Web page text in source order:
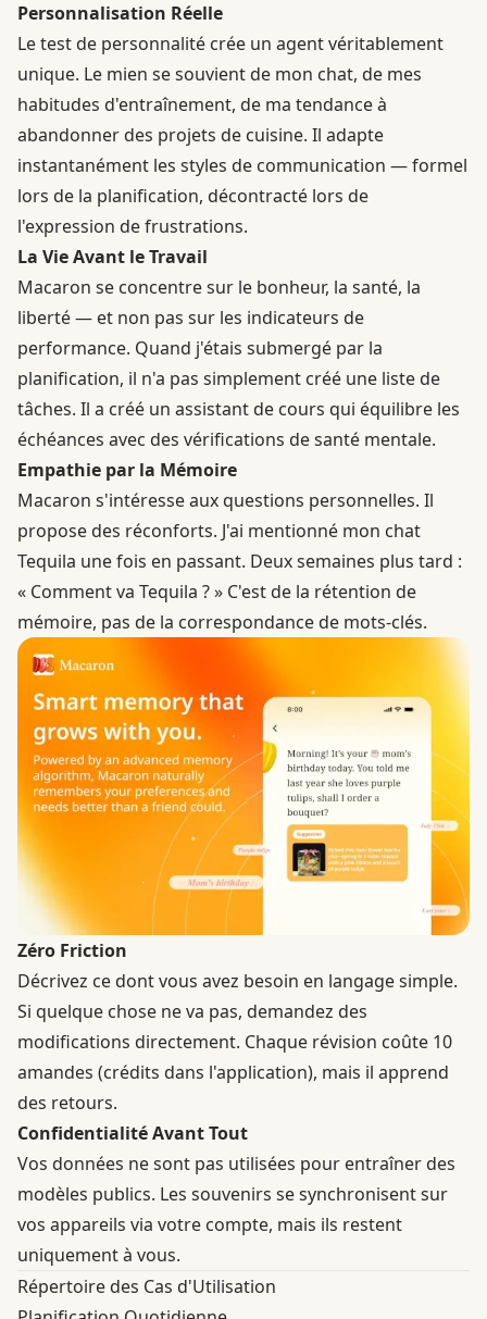
Personnalisation Réelle
Le test de personnalité crée un agent véritablement
unique. Le mien se souvient de mon chat, de mes
habitudes d'entraînement, de ma tendance à
abandonner des projets de cuisine. Il adapte
instantanément les styles de communication — formel
lors de la planification, décontracté lors de
l'expression de frustrations.
La Vie Avant le Travail
Macaron se concentre sur le bonheur, la santé, la
liberté — et non pas sur les indicateurs de
performance. Quand j'étais submergé par la
planification, il n'a pas simplement créé une liste de
tâches. Il a créé un assistant de cours qui équilibre les
échéances avec des vérifications de santé mentale.
Empathie par la Mémoire
Macaron s'intéresse aux questions personnelles. Il
propose des réconforts. J'ai mentionné mon chat
Tequila une fois en passant. Deux semaines plus tard :
« Comment va Tequila ? » C'est de la rétention de
mémoire, pas de la correspondance de mots-clés.
Zéro Friction
Décrivez ce dont vous avez besoin en langage simple.
Si quelque chose ne va pas, demandez des
modifications directement. Chaque révision coûte 10
amandes (crédits dans l'application), mais il apprend
des retours.
Confidentialité Avant Tout
Vos données ne sont pas utilisées pour entraîner des
modèles publics. Les souvenirs se synchronisent sur
vos appareils via votre compte, mais ils restent
uniquement à vous.
Répertoire des Cas d'Utilisation